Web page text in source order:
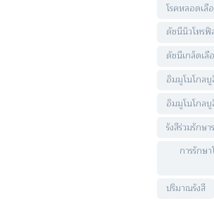
โรคหลอดเ
ดัชนีนิวโทร
ดัชนีเกล็ดเ
อิมมูโนโกล
อิมมูโนโกล
รังสีร่วมรักษ
การรักษ
ปริมาณรังสี